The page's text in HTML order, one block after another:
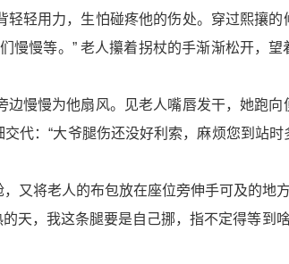
轻用力，生怕碰疼他的伤处。穿过熙攘的
慢慢等。” 老人攥着拐杖的手渐渐松开，
慢慢为他扇风。见老人嘴唇发干，她跑向
代：“大爷腿伤还没好利索，麻烦您到站
又将老人的布包放在座位旁伸手可及的
天，我这条腿要是自己挪，指不定得等到